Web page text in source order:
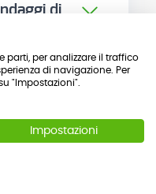
trasparenza
la
come
cosa
di
progettare
un
paziente e
disponibili,
avere
variano tra 10
parti, per analizzare il traffico
di navigazione. Per
"Impostazioni".
Impostazioni